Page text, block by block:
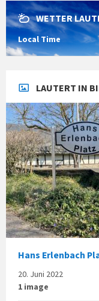
WETTER
Local Time
LAUTERT IN
Hans Erlenbach
20. Juni 2022
1 image